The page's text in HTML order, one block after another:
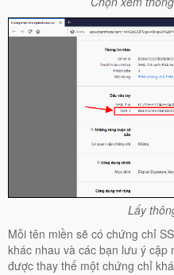
Lấy
Mỗi tên miền sẽ có chứng chỉ
khác nhau và các bạn lưu ý cập
được thay thế một chứng chỉ